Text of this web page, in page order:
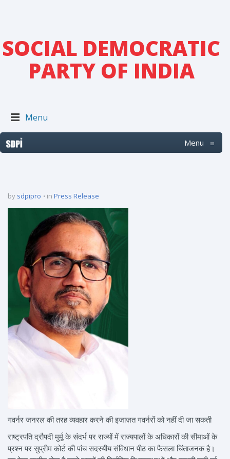
SOCIAL DEMOCRATIC
PARTY OF INDIA
Menu
Menu ≡
by sdpipro in Press Release
गवर्नर जनरल की तरह व्यवहार करने की इजाज़त गवर्नरों को नहीं दी जा सकती
राष्ट्रपति द्रौपदी मुर्मू के संदर्भ पर राज्यों में राज्यपालों के अधिकारों की सीमाओं के
प्रश्न पर सुप्रीम कोर्ट की पांच सदस्यीय संविधान पीठ का फैसला चिंताजनक है।